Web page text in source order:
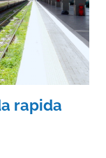
rapida